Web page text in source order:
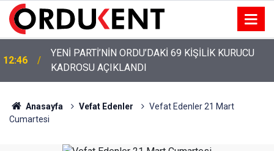
12:46
YENİ PARTİ’NİN ORDU’DAKİ 69 KİŞİLİK KURUCU
KADROSU AÇIKLANDI
Anasayfa Vefat Edenler
Vefat Edenler 21 Mart
Cumartesi